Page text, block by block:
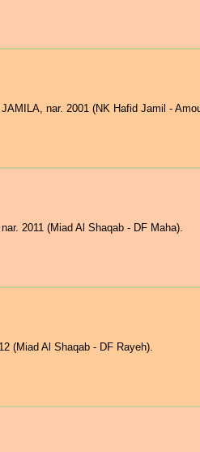
nar. 2001 (NK Hafid Jamil -
2011 (Miad Al Shaqab - DF Maha).
(Miad Al Shaqab - DF Rayeh).